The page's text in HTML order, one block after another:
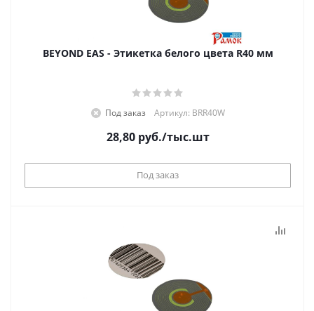
BEYOND EAS - Этикетка белого цвета R40 мм
Под заказ Артикул: BRR40W
28,80руб./тыс.шт
Под заказ